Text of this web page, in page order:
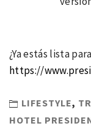
¿Ya estás lista
https://
LIFESTYLE,
HOTEL